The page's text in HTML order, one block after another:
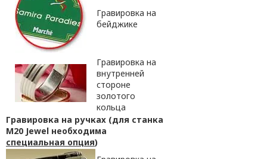
Гравировка на
бейджике
Гравировка на
внутренней
стороне
золотого
кольца
Гравировка на ручках (для станка
M20 Jewel необходима
специальная опция)